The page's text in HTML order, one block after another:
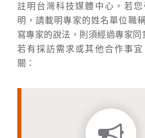
註明台灣科技媒體中心。若
明，請載明專家的姓名單位職
寫專家的說法，則須經過專家同
若有採訪需求或其他合作事
關：